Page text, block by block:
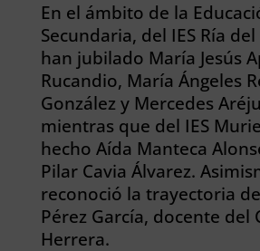
En el ámbito de la
Secundaria, del IES Ría
han jubilado María Jesús
Rucandio, María Ángeles
González y Mercedes
mientras que del IES
hecho Aída Manteca
Pilar Cavia Álvarez.
reconoció la trayectoria de
Pérez García, docente del
Herrera.